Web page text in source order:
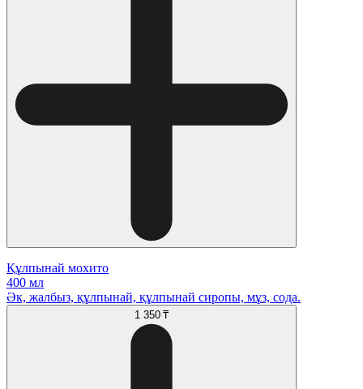
Құлпынай мохито
400 мл
Әк, жалбыз, құлпынай, құлпынай сиропы, мұз, сода.
1 350 ₸